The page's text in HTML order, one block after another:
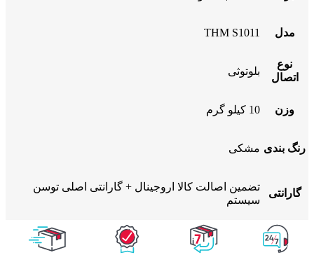
مدل THM S1011
نوع
اتصال
بلوتوثی
وزن 10 کیلو گرم
رنگ بندی مشکی
گارانتی
تضمین اصالت کالا اروجینال + گارانتی اصلی توسن
سیستم